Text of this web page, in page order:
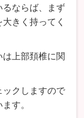
るならば、まず
きく持ってく
上部頚椎に関
ックしますので
す。